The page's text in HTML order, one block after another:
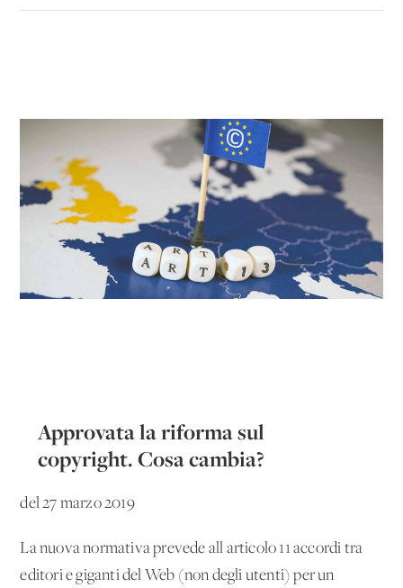
Approvata la riforma sul
copyright. Cosa cambia?
del 27 marzo 2019
La nuova normativa prevede all'articolo 11 accordi tra
editori e giganti del Web (non degli utenti) per un